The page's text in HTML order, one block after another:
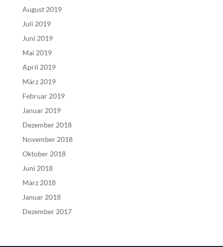
August 2019
Juli 2019
Juni 2019
Mai 2019
April 2019
März 2019
Februar 2019
Januar 2019
Dezember 2018
November 2018
Oktober 2018
Juni 2018
März 2018
Januar 2018
Dezember 2017